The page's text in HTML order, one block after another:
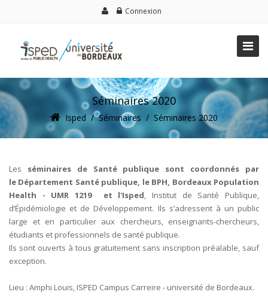
Connexion
Séminaires 2020
Isped /Séminaires / Séminaires 2020
Les séminaires de Santé publique sont coordonnés par
le Département Santé publique, le BPH, Bordeaux Population
Health - UMR 1219 et l'Isped, Institut de Santé Publique,
d’Épidémiologie et de Développement. Ils s’adressent à un public
large et en particulier aux chercheurs, enseignants-chercheurs,
étudiants et professionnels de santé publique.
Ils sont ouverts à tous gratuitement sans inscription préalable, sauf
exception.
Lieu : Amphi Louis, ISPED Campus Carreire - université de Bordeaux.